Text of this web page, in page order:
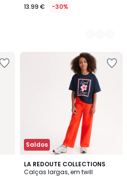
13.99 € -30%
Saldos
LA REDOUTE COLLECTIONS
Calças largas, em twill
2
Cores